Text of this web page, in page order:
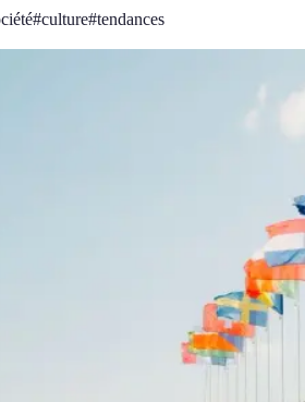
#culture#tendances